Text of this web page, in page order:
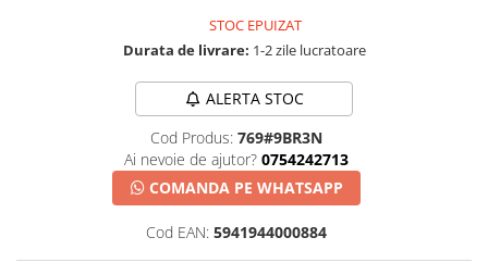
STOC EPUIZAT
Durata de livrare: 1-2 zile lucratoare
ALERTA STOC
Cod Produs: 769#9BR3N
Ai nevoie de ajutor? 0754242713
COMANDA PE WHATSAPP
Cod EAN: 5941944000884